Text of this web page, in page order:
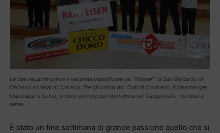
Le due squadre prima e seconda classificate nel “Master”: la San Gottardo di
Chiasso e l’Ideal di Cldrerio. Tre giocatori del Club di Coldrerio, Eichenberger,
Gianinazzi e Solcà, si sono poi imposti domenica nel Campionato Ticinese a
terne.
È stato un fine settimana di grande passione quello che si